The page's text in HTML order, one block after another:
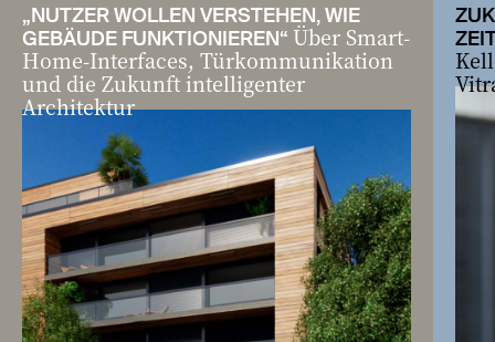
„NUTZER WOLLEN VERSTEHEN, WIE
GEBÄUDE FUNKTIONIEREN“ Über Smart-
Home-Interfaces, Türkommunikation
und die Zukunft intelligenter
Architektur